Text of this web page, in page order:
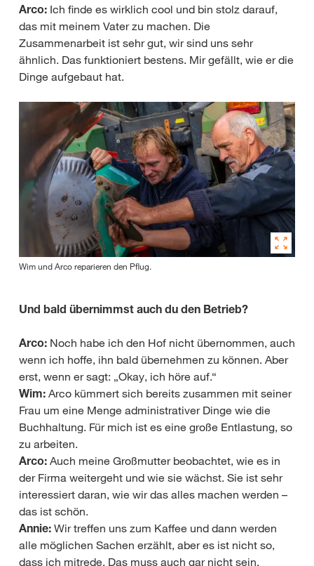
Wim und Arco reparieren den Pflug.
Arco: Ich finde es wirklich cool und bin stolz darauf,
das mit meinem Vater zu machen. Die
Zusammenarbeit ist sehr gut, wir sind uns sehr
ähnlich. Das funktioniert bestens. Mir gefällt, wie er die
Dinge aufgebaut hat.
Und bald übernimmst auch du den Betrieb?
Arco: Noch habe ich den Hof nicht übernommen, auch
wenn ich hoffe, ihn bald übernehmen zu können. Aber
erst, wenn er sagt: „Okay, ich höre auf.“
Wim: Arco kümmert sich bereits zusammen mit seiner
Frau um eine Menge administrativer Dinge wie die
Buchhaltung. Für mich ist es eine große Entlastung, so
zu arbeiten.
Arco: Auch meine Großmutter beobachtet, wie es in
der Firma weitergeht und wie sie wächst. Sie ist sehr
interessiert daran, wie wir das alles machen werden –
das ist schön.
Annie: Wir treffen uns zum Kaffee und dann werden
alle möglichen Sachen erzählt, aber es ist nicht so,
dass ich mitrede. Das muss auch gar nicht sein.